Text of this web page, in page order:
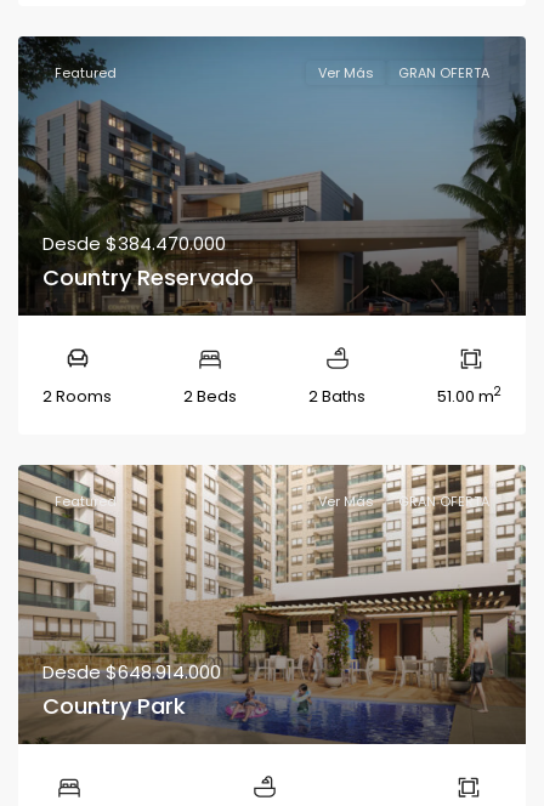
Featured Ver Más GRAN OFERTA
Desde$384.470.000
Country Reservado
2 Rooms 2 Beds 2 Baths 51.00 m2
Featured Ver Más GRAN OFERTA
Desde$648.914.000
Country Park